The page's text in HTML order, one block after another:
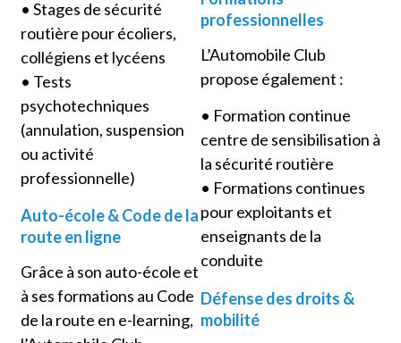
• Stages de sécurité
routière pour écoliers,
collégiens et lycéens
• Tests
psychotechniques
(annulation, suspension
ou activité
professionnelle)
Auto-école & Code de la
route en ligne
Grâce à son auto-école et
à ses formations au Code
de la route en e-learning,
professionnelles
L’Automobile Club
propose également :
• Formation continue
centre de sensibilisation à
la sécurité routière
• Formations continues
pour exploitants et
enseignants de la
conduite
Défense des droits &
mobilité